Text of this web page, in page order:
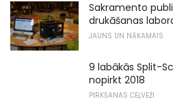
Sakramento
drukāšanas
JAUNS UN NĀKAMAIS
9 labākās Split-
nopirkt 2018
PIRKŠANAS CEĻVEŽI